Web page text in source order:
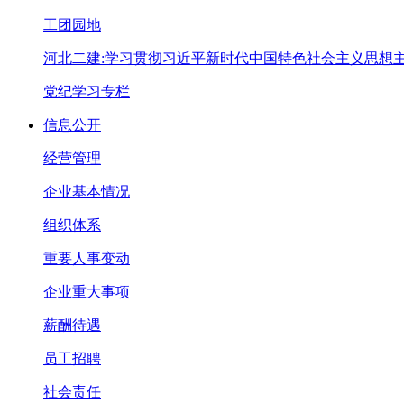
工团园地
河北二建:学习贯彻习近平新时代中国特色社会主义思想
党纪学习专栏
信息公开
经营管理
企业基本情况
组织体系
重要人事变动
企业重大事项
薪酬待遇
员工招聘
社会责任